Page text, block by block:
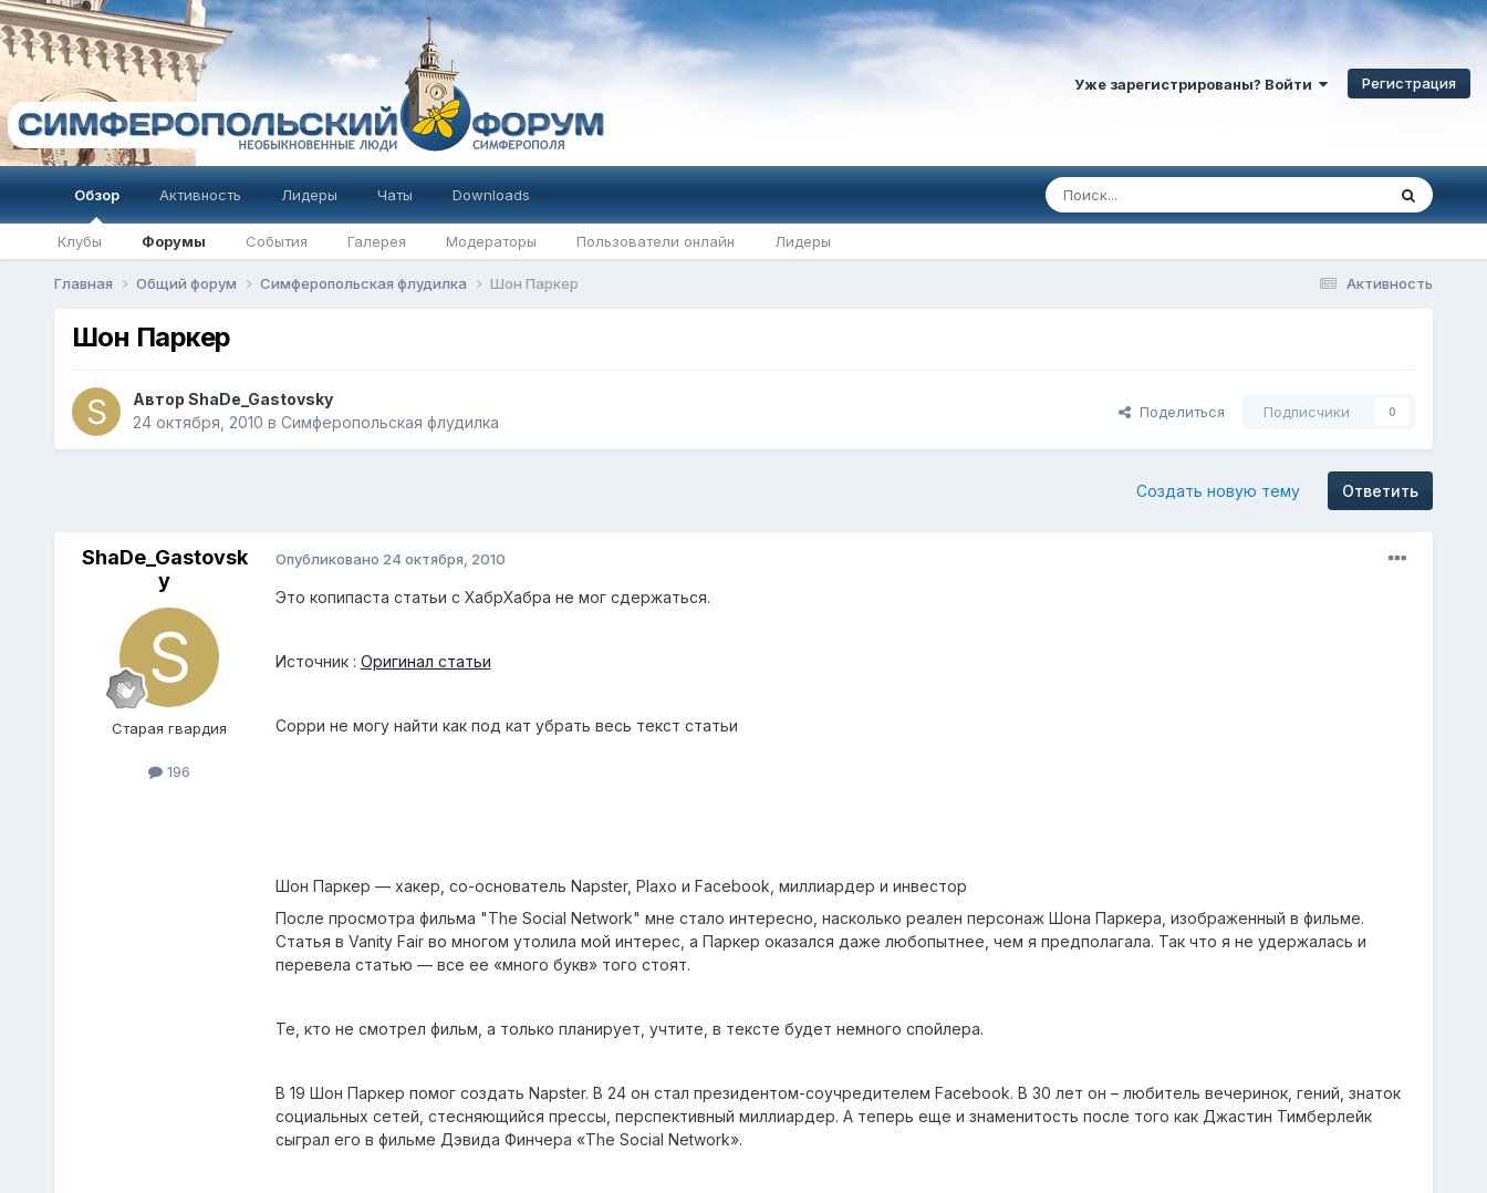
Уже зарегистрированы? Войти Регистрация
Обзор
Клубы Форумы События Галерея Модераторы Пользователи онлайн Лидеры
Активность Лидеры Чаты Downloads
Активность
Главная Общий форум Симферопольская флудилка Шон Паркер
Шон Паркер
Автор ShaDe_Gastovsky
24 октября, 2010 в Симферопольская флудилка
Поделиться Подписчики 0
Ответить
Создать новую тему
ShaDe_Gastovsk
y
Старая гвардия
196
Опубликовано 24 октября, 2010
Это копипаста статьи с ХабрХабра не мог сдержаться.
Источник : Оригинал статьи
Сорри не могу найти как под кат убрать весь текст статьи
Шон Паркер — хакер, со-основатель Napster, Plaxo и Facebook, миллиардер и инвестор
После просмотра фильма "The Social Network" мне стало интересно, насколько реален персонаж Шона Паркера, изображенный в фильме.
Статья в Vanity Fair во многом утолила мой интерес, а Паркер оказался даже любопытнее, чем я предполагала. Так что я не удержалась и
перевела статью — все ее «много букв» того стоят.
Те, кто не смотрел фильм, а только планирует, учтите, в тексте будет немного спойлера.
В 19 Шон Паркер помог создать Napster. В 24 он стал президентом-соучредителем Facebook. В 30 лет он – любитель вечеринок, гений, знаток
социальных сетей, стесняющийся прессы, перспективный миллиардер. А теперь еще и знаменитость после того как Джастин Тимберлейк
сыграл его в фильме Дэвида Финчера «The Social Network».